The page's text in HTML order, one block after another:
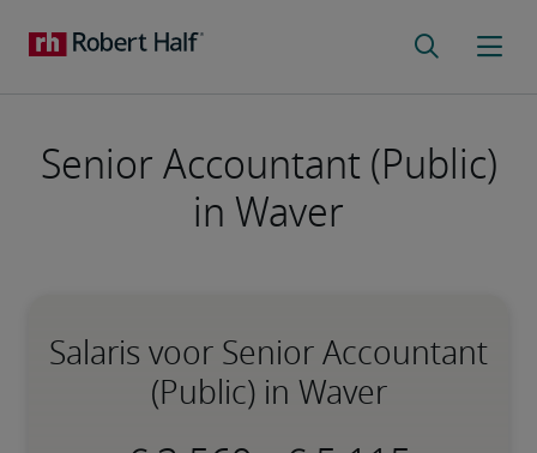
Senior Accountant (Public)
in Waver
Salaris voor Senior Accountant
(Public) in Waver